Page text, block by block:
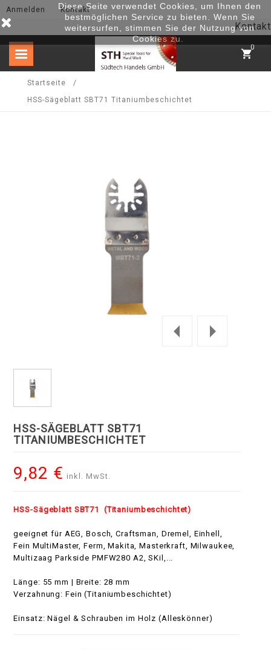
Diese Seite verwendet Cookies, um Ihnen den
bestmöglichen Service zu bieten. Wenn Sie
weitersurfen, stimmen Sie der Nutzung von
Cookies zu.
Anmelden Kontakt
Kontakt
shopping_cart
0
Startseite
HSS-Sägeblatt SBT71 Titaniumbeschichtet
HSS-SÄGEBLATT SBT71
TITANIUMBESCHICHTET
9,82 € inkl. MwSt.
HSS-Sägeblatt SBT71 (Titaniumbeschichtet)
geeignet für AEG, Bosch, Craftsman, Dremel, Einhell,
Fein MultiMaster, Ferm, Makita, Masterkraft, Milwaukee,
Multizaag Parkside PMFW280 A2, SKil,...
Länge: 55 mm | Breite: 28 mm
Verzahnung: Fein (Titaniumbeschichtet)
Einsatz: Nägel & Schrauben im Holz (Alleskönner)